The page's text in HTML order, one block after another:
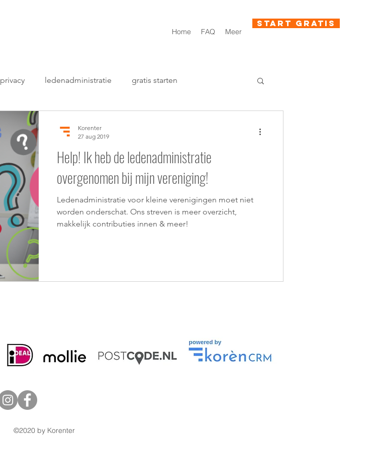
Home FAQ Meer
Start gratis
privacy ledenadministratie gratis starten
Help! Ik heb de ledenadministratie
overgenomen bij mijn vereniging!
Ledenadministratie voor kleine verenigingen moet niet
worden onderschat. Ons streven is meer overzicht,
makkelijk contributies innen & meer!
Korenter
27 aug 2019
©2020 by Korenter